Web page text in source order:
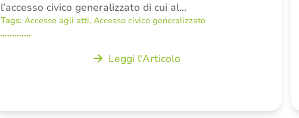
l’accesso civico generalizzato di cui al…
Tags: Accesso agli atti,Accesso civico generalizzato
Leggi l'Articolo